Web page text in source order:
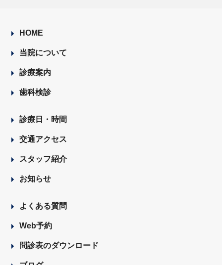
HOME
当院について
診療案内
歯科検診
診療日・時間
交通アクセス
スタッフ紹介
お知らせ
よくある質問
Web予約
問診表のダウンロード